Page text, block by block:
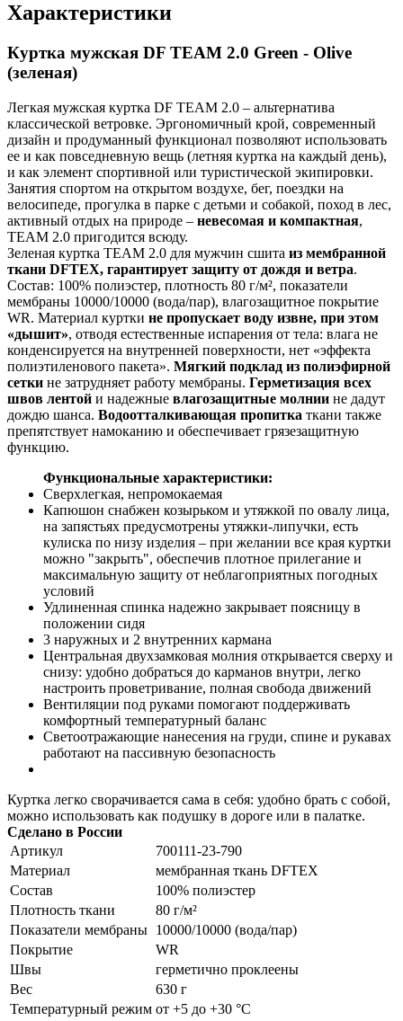
Характеристики
Куртка мужская DF TEAM 2.0 Green - Olive
(зеленая)
Легкая мужская куртка DF TEAM 2.0 – альтернатива
классической ветровке. Эргономичный крой, современный
дизайн и продуманный функционал позволяют использовать
ее и как повседневную вещь (летняя куртка на каждый день),
и как элемент спортивной или туристической экипировки.
Занятия спортом на открытом воздухе, бег, поездки на
велосипеде, прогулка в парке с детьми и собакой, поход в лес,
активный отдых на природе – невесомая и компактная,
TEAM 2.0 пригодится всюду.
Зеленая куртка TEAM 2.0 для мужчин сшита из мембранной
ткани DFTEX, гарантирует защиту от дождя и ветра.
Состав: 100% полиэстер, плотность 80 г/м², показатели
мембраны 10000/10000 (вода/пар), влагозащитное покрытие
WR. Материал куртки не пропускает воду извне, при этом
«дышит», отводя естественные испарения от тела: влага не
конденсируется на внутренней поверхности, нет «эффекта
полиэтиленового пакета». Мягкий подклад из полиэфирной
сетки не затрудняет работу мембраны. Герметизация всех
швов лентой и надежные влагозащитные молнии не дадут
дождю шанса. Водоотталкивающая пропитка ткани также
препятствует намоканию и обеспечивает грязезащитную
функцию.
Функциональные характеристики:
Сверхлегкая, непромокаемая
Капюшон снабжен козырьком и утяжкой по овалу лица,
на запястьях предусмотрены утяжки-липучки, есть
кулиска по низу изделия – при желании все края куртки
можно "закрыть", обеспечив плотное прилегание и
максимальную защиту от неблагоприятных погодных
условий
Удлиненная спинка надежно закрывает поясницу в
положении сидя
3 наружных и 2 внутренних кармана
Центральная двухзамковая молния открывается сверху и
снизу: удобно добраться до карманов внутри, легко
настроить проветривание, полная свобода движений
Вентиляции под руками помогают поддерживать
комфортный температурный баланс
Светоотражающие нанесения на груди, спине и рукавах
работают на пассивную безопасность
Куртка легко сворачивается сама в себя: удобно брать с собой,
можно использовать как подушку в дороге или в палатке.
Сделано в России
Артикул
700111-23-790
Материал
мембранная ткань DFTEX
Состав
100% полиэстер
Плотность ткани
80 г/м²
Показатели мембраны 10000/10000 (вода/пар)
Покрытие
WR
Швы
герметично проклеены
Вес
630 г
Температурный режим от +5 до +30 °С